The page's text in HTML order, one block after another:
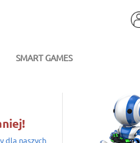
SMART GAMES
dla naszych